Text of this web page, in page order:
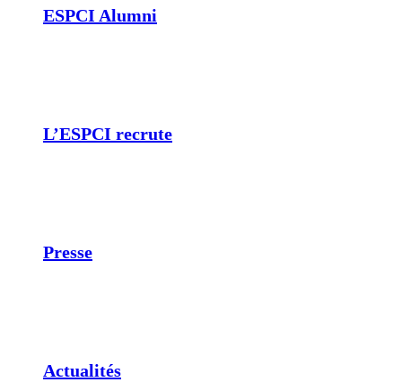
ESPCI Alumni
L’ESPCI recrute
Presse
Actualités